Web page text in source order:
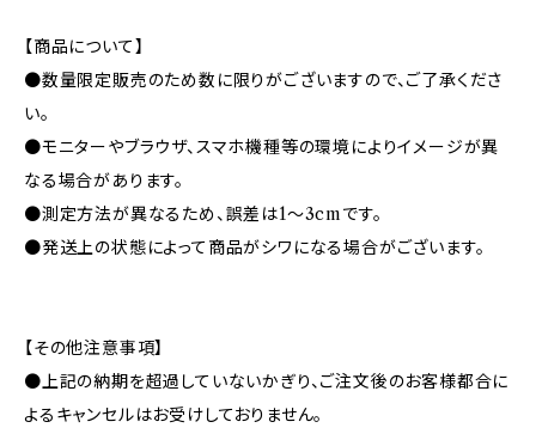
【商品について】
●数量限定販売のため数に限りがございますので、ご了承くださ
い。
●モニターやブラウザ、スマホ機種等の環境によりイメージが異
なる場合があります。
●測定方法が異なるため、誤差は1〜3cmです。
●発送上の状態によって商品がシワになる場合がございます。
【その他注意事項】
●上記の納期を超過していないかぎり、ご注文後のお客様都合に
よるキャンセルはお受けしておりません。